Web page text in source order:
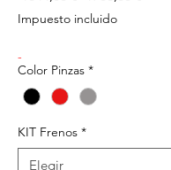
Impuesto incluido
-
Color Pinzas *
KIT Frenos *